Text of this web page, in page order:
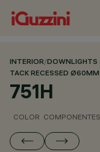
INTERIOR/DOWNLIGHTS
TACK RECESSED Ø60MM
751H
COLOR